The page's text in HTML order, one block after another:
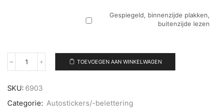
Gespiegeld, binnenzijde plakken,
buitenzijde lezen
Autosticker
TOEVOEGEN AAN WINKELWAGEN
SKU: 6903
Categorie: Autostickers/-belettering